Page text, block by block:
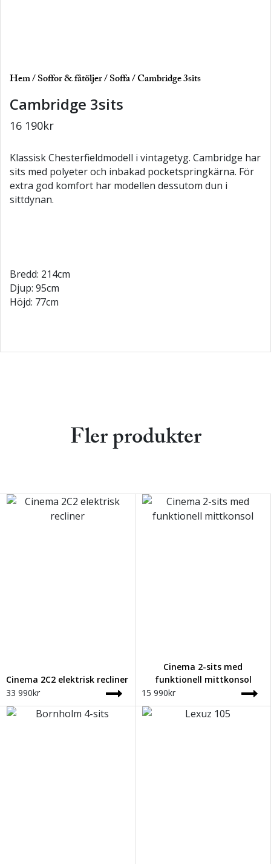
Hem/ Soffor & fåtöljer/ Soffa/ Cambridge 3sits
Cambridge 3sits
16 190kr
Klassisk Chesterfieldmodell i vintagetyg. Cambridge har
sits med polyeter och inbakad pocketspringkärna. För
extra god komfort har modellen dessutom dun i
sittdynan.
Bredd: 214cm
Djup: 95cm
Höjd: 77cm
Fler produkter
Cinema 2C2 elektrisk recliner
33 990kr
Cinema 2-sits med
funktionell mittkonsol
15 990kr